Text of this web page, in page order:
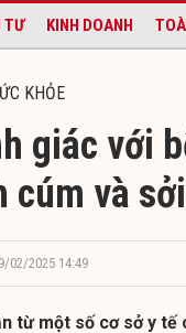
TƯ KINH DOANH
KHỎE
giác với
cúm và
02/2025 14:49
từ một số cơ sở y